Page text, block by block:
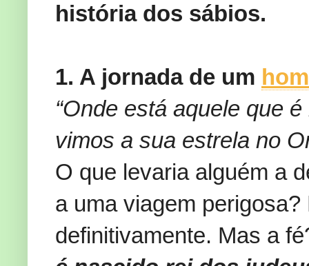
história dos sábios.
1. A jornada de um
“Onde está aquele que
vimos a sua estrela no
O que levaria alguém a
a uma viagem
definitivamente. Mas a